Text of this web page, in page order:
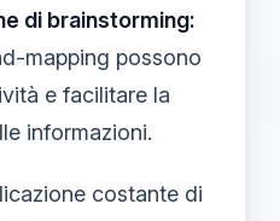
di brainstorming:
mapping possono
e facilitare la
informazioni.
costante di